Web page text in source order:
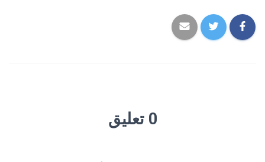
0 تعليق